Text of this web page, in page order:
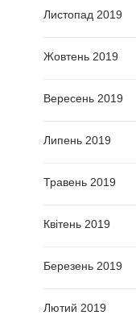
Листопад 2019
Жовтень 2019
Вересень 2019
Липень 2019
Травень 2019
Квітень 2019
Березень 2019
Лютий 2019